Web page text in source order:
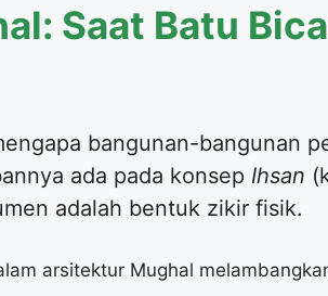
Saat Batu
bangunan-bangunan
ada pada konsep Ihsan
adalah bentuk zikir fisik.
arsitektur Mughal